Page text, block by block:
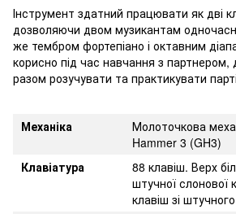
Інструмент здатний працювати як дві
дозволяючи двом музикантам
же тембром фортепіано і октавним
корисно під час навчання з
разом розучувати та практикувати
Механіка
Молоточкова
Hammer 3 (GH3)
Клавіатура
88 клавіш. Верх
штучної слонової
клавіш зі